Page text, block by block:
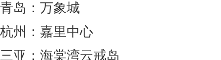
青岛：万象城
杭州：嘉里中心
三亚：海棠湾云戒岛